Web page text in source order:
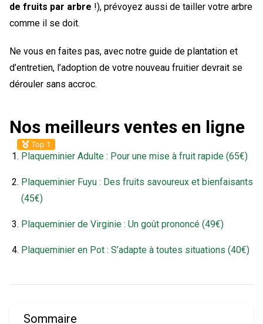
de fruits par arbre !), prévoyez aussi de tailler votre arbre
comme il se doit.
Ne vous en faites pas, avec notre guide de plantation et
d’entretien, l’adoption de votre nouveau fruitier devrait se
dérouler sans accroc.
Nos meilleurs ventes en ligne
Plaqueminier Adulte : Pour une mise à fruit rapide (65€)
Top 1
Plaqueminier Fuyu : Des fruits savoureux et bienfaisants
(45€)
Plaqueminier de Virginie : Un goût prononcé (49€)
Plaqueminier en Pot : S’adapte à toutes situations (40€)
Sommaire